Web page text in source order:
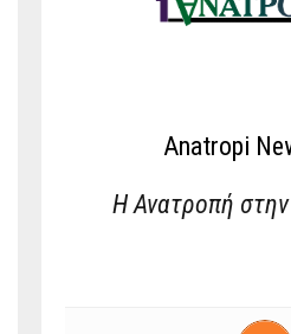
Anatropi
Η Ανατροπή